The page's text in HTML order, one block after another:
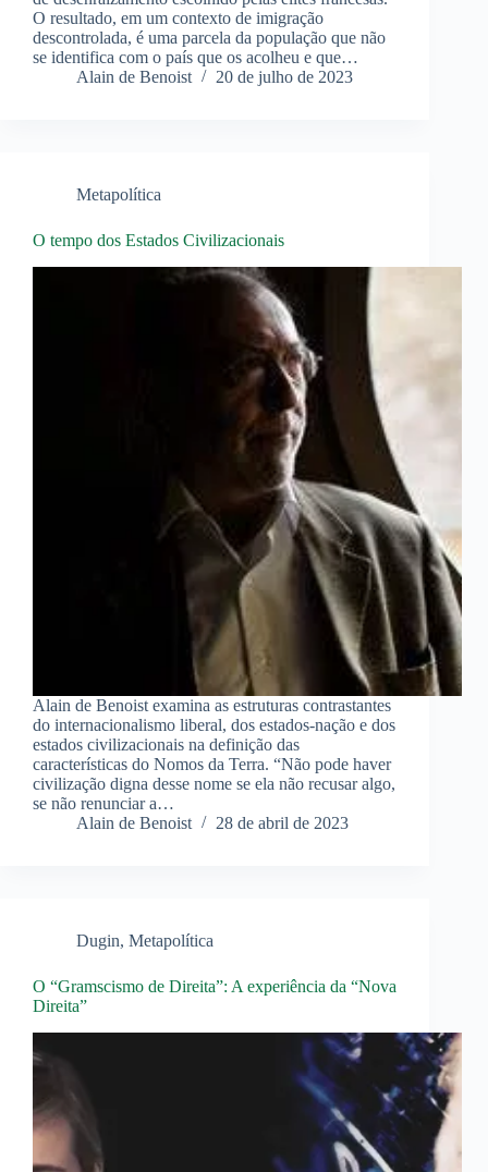
O resultado, em um contexto de imigração
descontrolada, é uma parcela da população que não
se identifica com o país que os acolheu e que…
Alain de Benoist
20 de julho de 2023
Metapolítica
O tempo dos Estados Civilizacionais
Alain de Benoist examina as estruturas contrastantes
do internacionalismo liberal, dos estados-nação e dos
estados civilizacionais na definição das
características do Nomos da Terra. “Não pode haver
civilização digna desse nome se ela não recusar algo,
se não renunciar a…
Alain de Benoist
28 de abril de 2023
Dugin, Metapolítica
O “Gramscismo de Direita”: A experiência da “Nova
Direita”